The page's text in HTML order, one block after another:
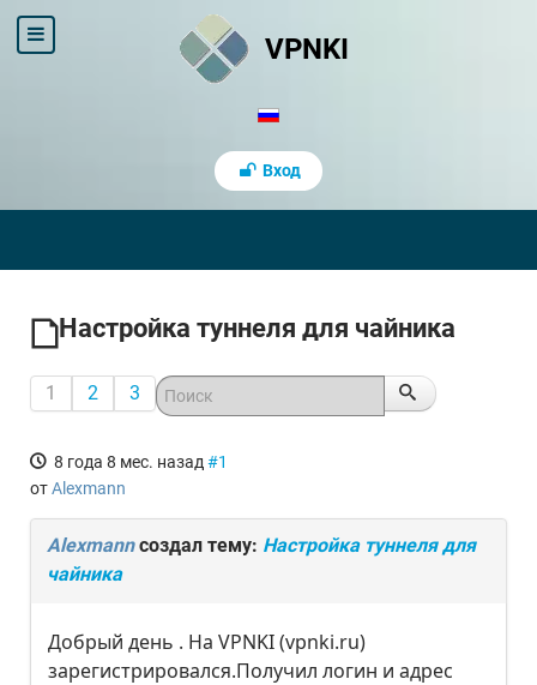
VPNKI
Вход
Настройка туннеля для чайника
1 2 3
8 года 8 мес. назад #1
отAlexmann
Alexmannсоздал тему: Настройка туннеля для
чайника
Добрый день . На VPNKI (vpnki.ru)
зарегистрировался.Получил логин и адрес